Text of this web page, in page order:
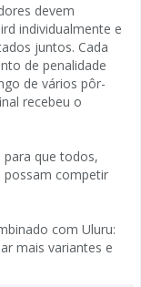
devem
individualmente e
juntos. Cada
de penalidade
de vários pôr-
recebeu o
​​para que todos,
possam competir
com Uluru:
mais variantes e